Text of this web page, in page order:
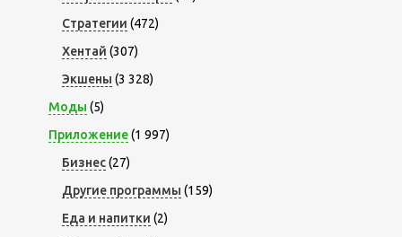
Стратегии (472)
Хентай (307)
Экшены (3 328)
Моды (5)
Приложение(1 997)
Бизнес(27)
Другие программы (159)
Еда и напитки (2)